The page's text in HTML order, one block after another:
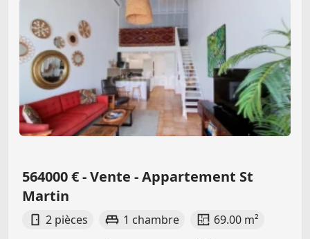
564000 € - Vente - Appartement St
Martin
2 pièces 1 chambre
69.00 m²